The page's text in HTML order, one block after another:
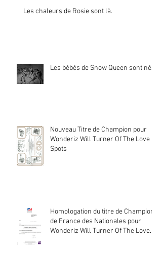
Les chaleurs de Rosie sont là.
Les bébés de Snow Queen sont nés.
Nouveau Titre de Champion pour
Wonderiz Will Turner Of The Love
Spots
Homologation du titre de Champion
de France des Nationales pour
Wonderiz Will Turner Of The Love